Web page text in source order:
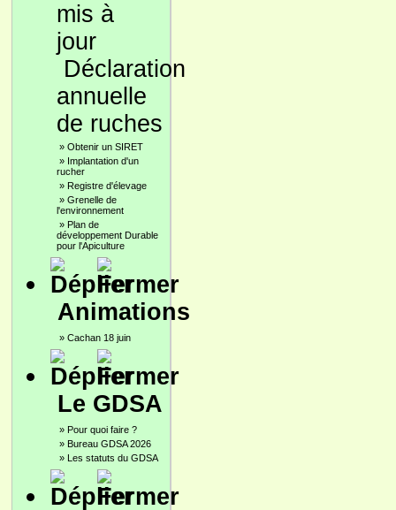
Déclaration
annuelle
de ruches
» Obtenir un SIRET
» Implantation d'un
rucher
» Registre d'élevage
» Grenelle de
l'environnement
» Plan de
développement Durable
pour l'Apiculture
Animations
» Cachan 18 juin
Le GDSA
» Pour quoi faire ?
» Bureau GDSA 2026
» Les statuts du GDSA